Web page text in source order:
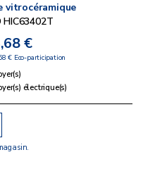
vitrocéramique
HIC63402T
€
€ Eco-participation
électrique(s)